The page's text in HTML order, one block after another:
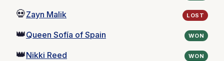
💀Zayn Malik LOST
👑Queen Sofía of Spain WON
👑Nikki Reed WON